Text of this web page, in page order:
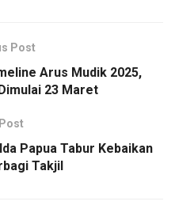
Post
Arus Mudik 2025,
23 Maret
Papua Tabur Kebaikan
Takjil